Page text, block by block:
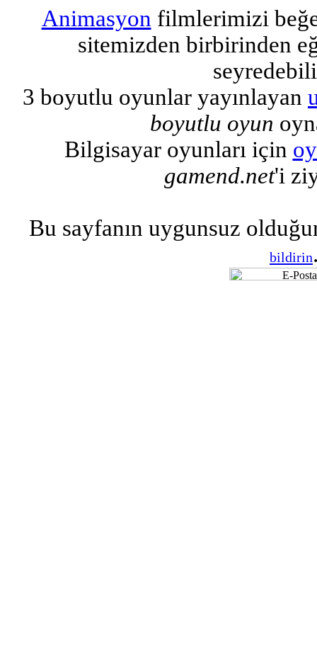
Animasyon filmlerimizi
sitemizden birbirinden
3 boyutlu oyunlar yayınlayan
boyutlu oyun
Bilgisayar oyunları için
gamend.net'i
Bu sayfanın uygunsuz
bildirin